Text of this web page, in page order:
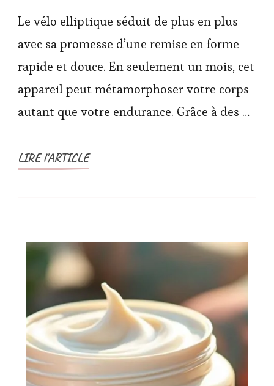
Le vélo elliptique séduit de plus en plus
avec sa promesse d’une remise en forme
rapide et douce. En seulement un mois, cet
appareil peut métamorphoser votre corps
autant que votre endurance. Grâce à des …
LIRE l'ARTICLE